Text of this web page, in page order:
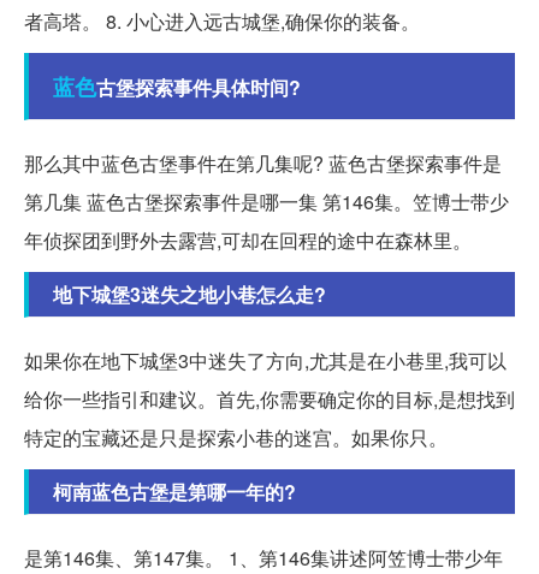
者高塔。 8. 小心进入远古城堡,确保你的装备。
蓝色古堡探索事件具体时间?
那么其中蓝色古堡事件在第几集呢? 蓝色古堡探索事件是
第几集 蓝色古堡探索事件是哪一集 第146集。笠博士带少
年侦探团到野外去露营,可却在回程的途中在森林里。
地下城堡3迷失之地小巷怎么走?
如果你在地下城堡3中迷失了方向,尤其是在小巷里,我可以
给你一些指引和建议。首先,你需要确定你的目标,是想找到
特定的宝藏还是只是探索小巷的迷宫。如果你只。
柯南蓝色古堡是第哪一年的?
是第146集、第147集。 1、第146集讲述阿笠博士带少年